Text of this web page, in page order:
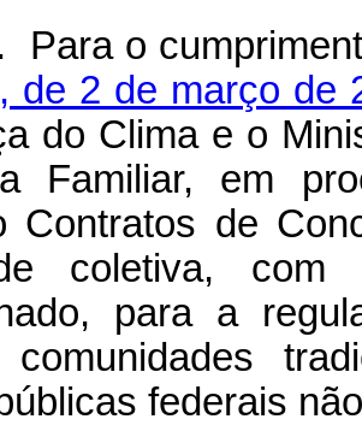
Para o
de 2 de março de
do Clima e o
Familiar, em
Contratos de
coletiva,
para a
federais